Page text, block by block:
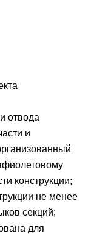
отвода
и
конструкции;
не менее
секций;
для